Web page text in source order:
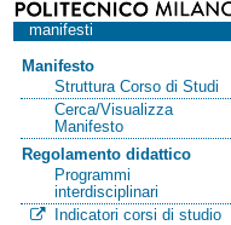
manifesti
Manifesto
Struttura Corso di Studi
Cerca/Visualizza
Manifesto
Regolamento didattico
Programmi
interdisciplinari
Indicatori corsi di studio